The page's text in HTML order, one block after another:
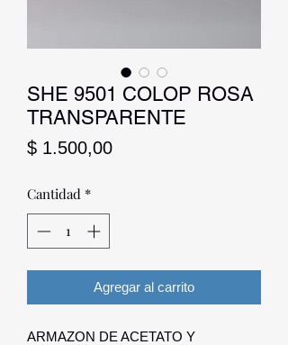
SHE 9501 COLOP ROSA
TRANSPARENTE
$ 1.500,00Precio
Cantidad *
Agregar al carrito
ARMAZON DE ACETATO Y